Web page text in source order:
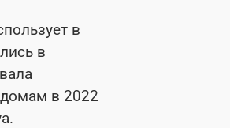
в
в
в 2022